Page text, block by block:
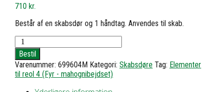
710 kr.
Består af en skabsdør og 1 håndtag. Anvendes til skab.
Skabsdør,
plan
-
h68
b38,5
Bestil
Varenummer: 699604M Kategori: Skabsdøre Tag: Elementer
til reol 4 (Fyr - mahognibejdset)